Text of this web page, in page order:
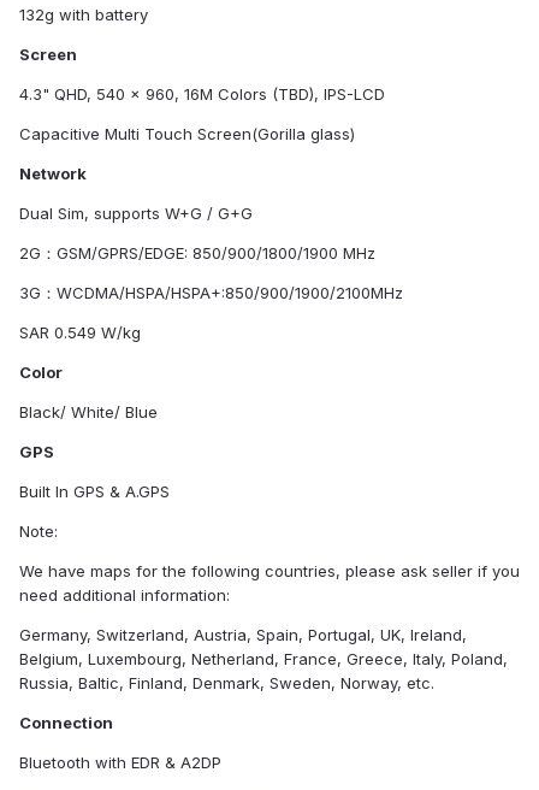
132g with battery
Screen
4.3" QHD, 540 x 960, 16M Colors (TBD), IPS-LCD
Capacitive Multi Touch Screen(Gorilla glass)
Network
Dual Sim, supports W+G / G+G
2G：GSM/GPRS/EDGE: 850/900/1800/1900 MHz
3G：WCDMA/HSPA/HSPA+:850/900/1900/2100MHz
SAR 0.549 W/kg
Color
Black/ White/ Blue
GPS
Built In GPS & A.GPS
Note:
We have maps for the following countries, please ask seller if you
need additional information:
Germany, Switzerland, Austria, Spain, Portugal, UK, Ireland,
Belgium, Luxembourg, Netherland, France, Greece, Italy, Poland,
Russia, Baltic, Finland, Denmark, Sweden, Norway, etc.
Connection
Bluetooth with EDR & A2DP